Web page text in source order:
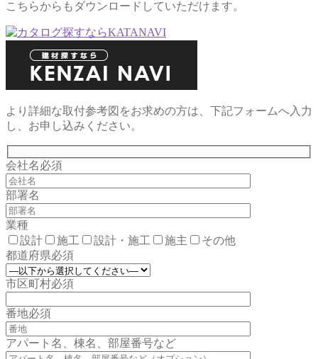
こちらからもダウンロードしていただけます。
より詳細な取付参考図をお求めの方は、下記フォームへ入力
し、お申し込みください。
会社名必須
部署名
業種
設計
施工 設計・施工 施主
その他
都道府県必須
市区町村必須
番地必須
アパート名、棟名、部屋番号など